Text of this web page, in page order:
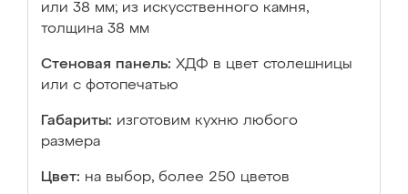
или 38 мм; из искусственного камня,
толщина 38 мм
Стеновая панель: ХДФ в цвет столешницы
или с фотопечатью
Габариты: изготовим кухню любого
размера
Цвет: на выбор, более 250 цветов